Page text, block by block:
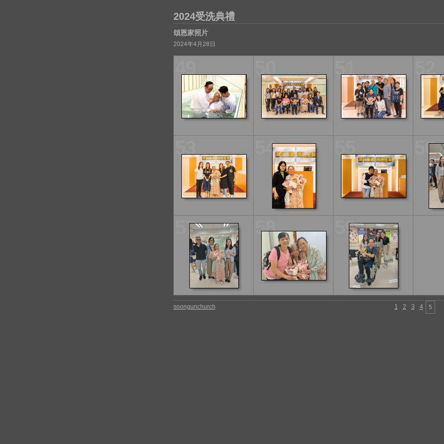
2024受洗典禮
頌恩家照片
2024年4月28日
54 56
57 58 59
1 2 3 4 5
soongunchurch